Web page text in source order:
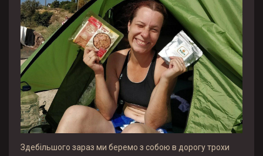
Здебільшого зараз ми беремо з собою в дорогу трохи